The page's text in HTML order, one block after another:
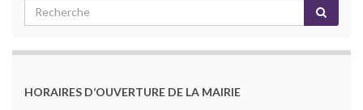
HORAIRES D’OUVERTURE DE LA MAIRIE